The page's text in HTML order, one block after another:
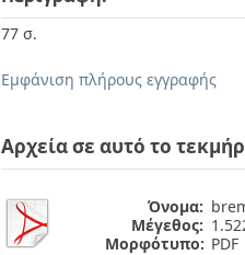
77 σ.
Εμφάνιση πλήρους εγγραφής
Αρχεία σε αυτό το
Όνομα:
Μέγεθος:
Μορφότυπο: PDF